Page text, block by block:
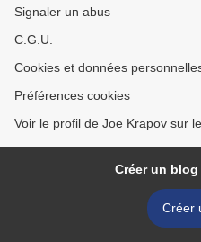
Signaler un abus
C.G.U.
Cookies et données
Préférences cookies
Voir le profil de Joe Krapov sur
Créer un
Créer